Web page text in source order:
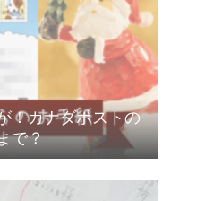
！カナダポストの
で？